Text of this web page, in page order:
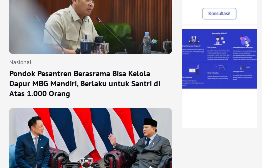
Nasional
Pondok Pesantren Berasrama Bisa Kelola
Dapur MBG Mandiri, Berlaku untuk Santri di
Atas 1.000 Orang